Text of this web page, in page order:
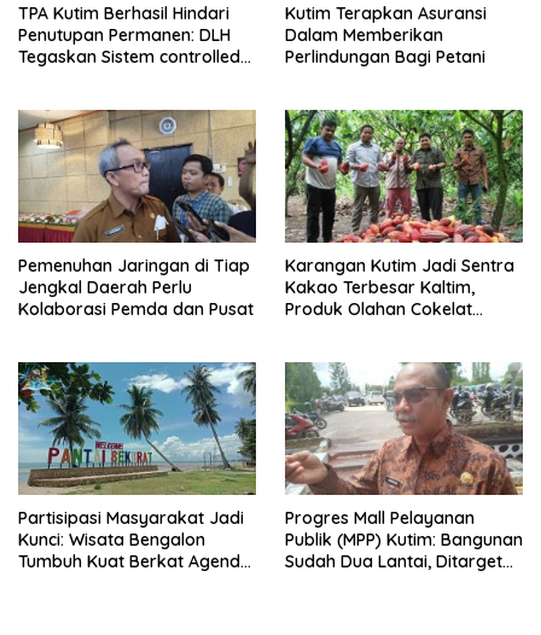
TPA Kutim Berhasil Hindari
Penutupan Permanen: DLH
Tegaskan Sistem controlled
Kutim Terapkan Asuransi
Dalam Memberikan
Perlindungan Bagi Petani
Pemenuhan Jaringan di Tiap
Jengkal Daerah Perlu
Kolaborasi Pemda dan Pusat
Karangan Kutim Jadi Sentra
Kakao Terbesar Kaltim,
Produk Olahan Cokelat
Partisipasi Masyarakat Jadi
Kunci: Wisata Bengalon
Tumbuh Kuat Berkat Agenda
Progres Mall Pelayanan
Publik (MPP) Kutim: Bangunan
Sudah Dua Lantai, Ditarget